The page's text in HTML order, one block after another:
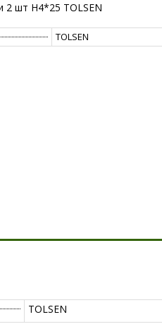
2 шт H4*25 TOLSEN
TOLSEN
TOLSEN